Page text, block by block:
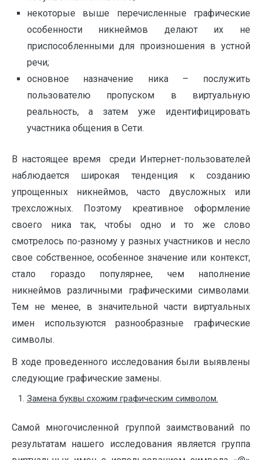
некоторые выше перечисленные графические
особенности никнеймов делают их не
приспособленными для произношения в устной
речи;
основное назначение ника – послужить
пользователю пропуском в виртуальную
реальность, а затем уже идентифицировать
участника общения в Сети.
В настоящее время среди Интернет-пользователей
наблюдается широкая тенденция к созданию
упрощенных никнеймов, часто двусложных или
трехсложных. Поэтому креативное оформление
своего ника так, чтобы одно и то же слово
смотрелось по-разному у разных участников и несло
свое собственное, особенное значение или контекст,
стало гораздо популярнее, чем наполнение
никнеймов различными графическими символами.
Тем не менее, в значительной части виртуальных
имен используются разнообразные графические
символы.
В ходе проведенного исследования были выявлены
следующие графические замены.
Замена буквы схожим графическим символом.
Самой многочисленной группой заимствований по
результатам нашего исследования является группа